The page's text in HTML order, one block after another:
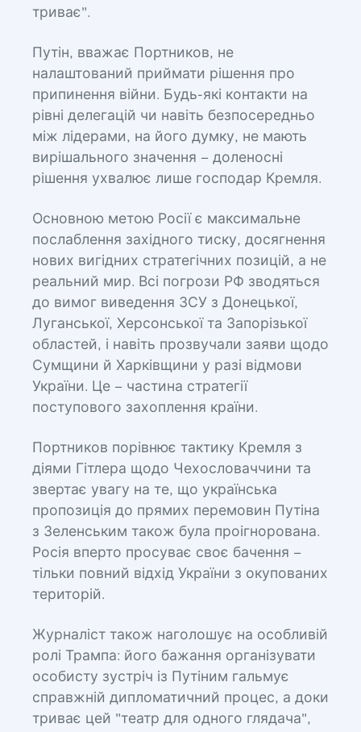
триває".
Путін, вважає Портников, не
налаштований приймати рішення про
припинення війни. Будь-які контакти на
рівні делегацій чи навіть безпосередньо
між лідерами, на його думку, не мають
вирішального значення – доленосні
рішення ухвалює лише господар Кремля.
Основною метою Росії є максимальне
послаблення західного тиску, досягнення
нових вигідних стратегічних позицій, а не
реальний мир. Всі погрози РФ зводяться
до вимог виведення ЗСУ з Донецької,
Луганської, Херсонської та Запорізької
областей, і навіть прозвучали заяви щодо
Сумщини й Харківщини у разі відмови
України. Це – частина стратегії
поступового захоплення країни.
Портников порівнює тактику Кремля з
діями Гітлера щодо Чехословаччини та
звертає увагу на те, що українська
пропозиція до прямих перемовин Путіна
з Зеленським також була проігнорована.
Росія вперто просуває своє бачення –
тільки повний відхід України з окупованих
територій.
Журналіст також наголошує на особливій
ролі Трампа: його бажання організувати
особисту зустріч із Путіним гальмує
справжній дипломатичний процес, а доки
триває цей "театр для одного глядача",